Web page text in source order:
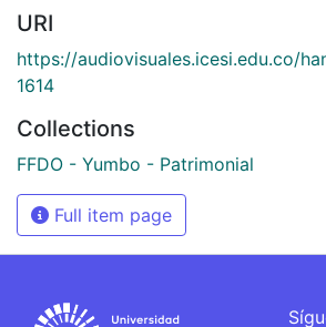
URI
https://audiovisuales.icesi.edu.co/
1614
Collections
FFDO - Yumbo - Patrimonial
Full item page